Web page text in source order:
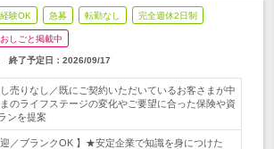
験OK 急募 転勤なし 完全週休2日制
しごと掲載中
終了予定日： 2026/09/17
し売りなし／既にご契約いただいているお客さまが中
のライフステージの変化やご要望に合った保険や資
ンを提案
迎／ブランクOK 】★安定企業で知識を身につけた